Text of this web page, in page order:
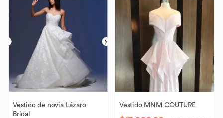
Vestido de novia Lázaro
Bridal
Vestido MNM COUTURE